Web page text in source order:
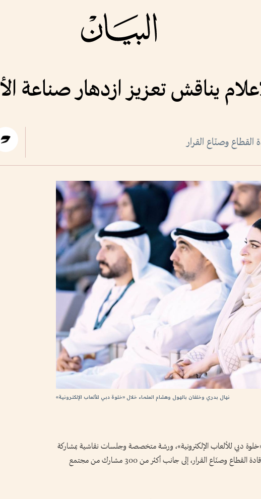
يناقش تعزيز ازدهار صناعة
نهال بدري وخلفان بالهول وهشام العلماء خلال «خلوة دبي للألعاب الإلكترونية»
دبي للألعاب الإلكترونية»، ورشة متخصصة وجلسات نقاشية بمشاركة
رفيعة المستوى ضمت أكثر من 100 من قادة القطاع وصنّاع القرار، إلى جانب أكثر من 300 مشارك من مجتمع